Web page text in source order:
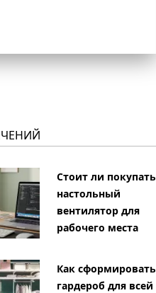
Стоит ли покупать
настольный
вентилятор для
рабочего места
Как сформировать
гардероб для всей